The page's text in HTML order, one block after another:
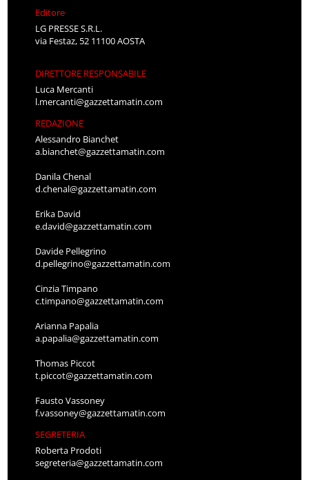
Editore
LG PRESSE S.R.L.
via Festaz, 52 11100 AOSTA
DIRETTORE RESPONSABILE
Luca Mercanti
l.mercanti@gazzettamatin.com
REDAZIONE
Alessandro Bianchet
a.bianchet@gazzettamatin.com
Danila Chenal
d.chenal@gazzettamatin.com
Erika David
e.david@gazzettamatin.com
Davide Pellegrino
d.pellegrino@gazzettamatin.com
Cinzia Timpano
c.timpano@gazzettamatin.com
Arianna Papalia
a.papalia@gazzettamatin.com
Thomas Piccot
t.piccot@gazzettamatin.com
Fausto Vassoney
f.vassoney@gazzettamatin.com
SEGRETERIA
Roberta Prodoti
segreteria@gazzettamatin.com